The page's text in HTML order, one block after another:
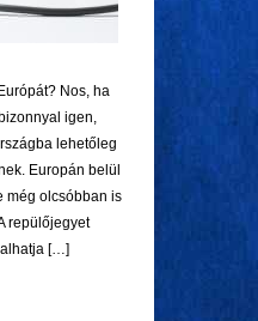
Nos, ha
igen,
lehetőleg
Europán belül
még olcsóbban is
repülőjegyet
[…]